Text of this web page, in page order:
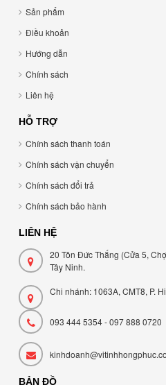
Sản phẩm
Điều khoản
Hướng dẫn
Chính sách
Liên hệ
HỖ TRỢ
Chính sách thanh toán
Chính sách vận chuyển
Chính sách đổi trả
Chính sách bảo hành
LIÊN HỆ
20 Tôn Đức Thắng (Cửa 5,
Tây Ninh.
Chi nhánh: 1063A, CMT8, P.
093 444 5354 - 097 888 0720
BẢN ĐỒ